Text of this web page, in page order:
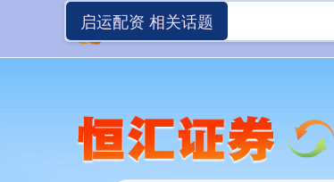
启运配资 相关话题